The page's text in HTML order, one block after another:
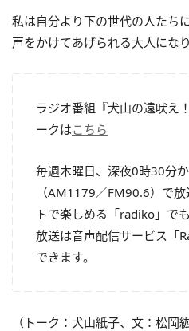
私は自分より下の世代の人たち
声をかけてあげられる大人にな
ラジオ番組『犬山の遠吠え
ークはこちら
毎週木曜日、深夜0時30分
（AM1179／FM90.6）で
トで楽しめる「radiko」で
放送は音声配信サービス「
できます。
（トーク：犬山紙子、文：松岡紘